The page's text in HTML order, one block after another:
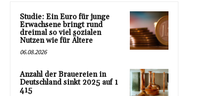
Studie: Ein Euro für junge
Erwachsene bringt rund
dreimal so viel sozialen
Nutzen wie für Ältere
06.08.2026
Anzahl der Brauereien in
Deutschland sinkt 2025 auf 1
415